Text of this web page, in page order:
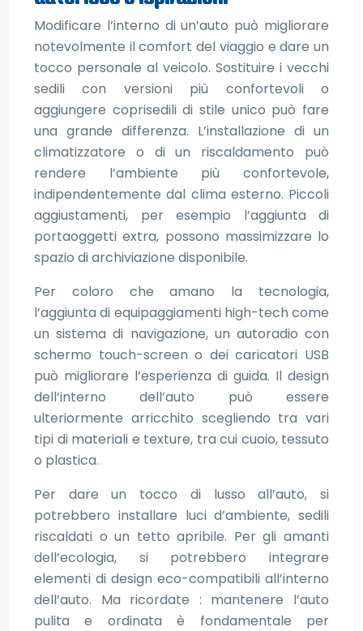
Modificare l’interno di un’auto può migliorare
notevolmente il comfort del viaggio e dare un
tocco personale al veicolo. Sostituire i vecchi
sedili con versioni più confortevoli o
aggiungere coprisedili di stile unico può fare
una grande differenza. L’installazione di un
climatizzatore o di un riscaldamento può
rendere l’ambiente più confortevole,
indipendentemente dal clima esterno. Piccoli
aggiustamenti, per esempio l’aggiunta di
portaoggetti extra, possono massimizzare lo
spazio di archiviazione disponibile.
Per coloro che amano la tecnologia,
l’aggiunta di equipaggiamenti high-tech come
un sistema di navigazione, un autoradio con
schermo touch-screen o dei caricatori USB
può migliorare l’esperienza di guida. Il design
dell’interno dell’auto può essere
ulteriormente arricchito scegliendo tra vari
tipi di materiali e texture, tra cui cuoio, tessuto
o plastica.
Per dare un tocco di lusso all’auto, si
potrebbero installare luci d’ambiente, sedili
riscaldati o un tetto apribile. Per gli amanti
dell’ecologia, si potrebbero integrare
elementi di design eco-compatibili all’interno
dell’auto. Ma ricordate : mantenere l’auto
pulita e ordinata è fondamentale per